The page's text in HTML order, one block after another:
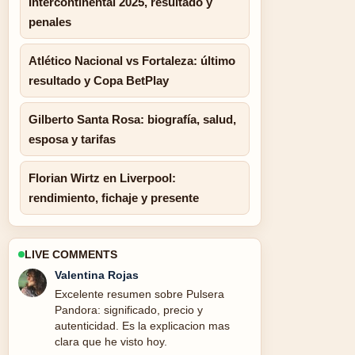
penales
Atlético Nacional vs Fortaleza: último
resultado y Copa BetPlay
Gilberto Santa Rosa: biografía, salud,
esposa y tarifas
Florian Wirtz en Liverpool:
rendimiento, fichaje y presente
LIVE COMMENTS
Valentina Rojas
Excelente resumen sobre Pulsera
Pandora: significado, precio y
autenticidad. Es la explicacion mas
clara que he visto hoy.